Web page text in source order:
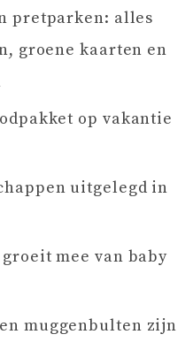
pretparken: alles
groene kaarten en
op vakantie
uitgelegd in
mee van baby
muggenbulten zijn